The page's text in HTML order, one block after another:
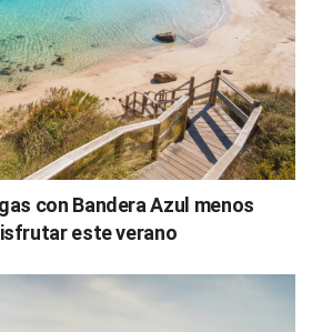
con Bandera Azul menos
este verano